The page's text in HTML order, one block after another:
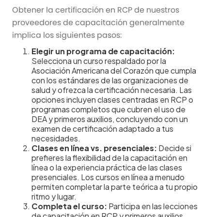
profesionales de la salud y personas ocupadas
con técnicas esenciales para salvar vidas,
cubriendo diversos temas para todos los niveles
de capacitación y estilos de aprendizaje,
asegurando una preparación adecuada.
Temas clave del curso:
Guías y leyes sobre RCP:Pautas de la AHA,
introducción a la RCP, Ley del Buen
Samaritano.
Técnicas de RCP:RCP solo con las manos,
RCP para adultos, niños y lactantes
(incluyendo RCP para bebés).
Procedimientos de emergencia:Cadena
de supervivencia, precauciones
Flexibilidad de horario:
Permite a los
estudiantes elegir cuándo estudiar,
adaptándose a sus horarios.
Aprendizaje rápido y basado en
escenarios:Facilita la retención de la
información a través de escenarios
prácticos y reales.
Obtener la certificación en RCP de nuestros
proveedores de capacitación generalmente
implica los siguientes pasos:
Elegir un programa de capacitación:
Selecciona un curso respaldado por la
Asociación Americana del Corazón que cumpla
con los estándares de las organizaciones de
salud y ofrezca la certificación necesaria. Las
opciones incluyen clases centradas en RCP o
programas completos que cubren el uso de
DEA y primeros auxilios, concluyendo con un
examen de certificación adaptado a tus
necesidades.
Clases en línea vs. presenciales: Decide si
prefieres la flexibilidad de la capacitación en
línea o la experiencia práctica de las clases
presenciales. Los cursos en línea a menudo
permiten completar la parte teórica a tu propio
ritmo y lugar.
Completa el curso: Participa en las lecciones